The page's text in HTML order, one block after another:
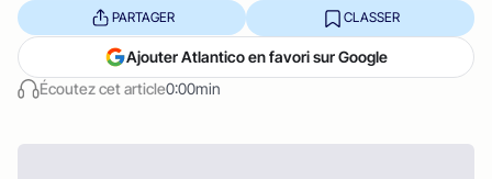
Écoutez cet article0:00min
PARTAGER CLASSER
Ajouter Atlantico en favori sur Google